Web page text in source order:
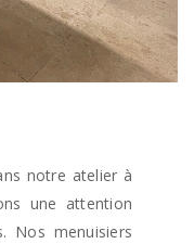
notre atelier à
une attention
Nos menuisiers